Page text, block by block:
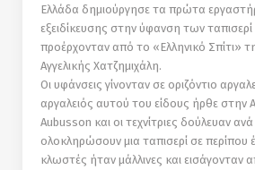
Ελλάδα δηµιούργησε τα πρώτα
εξειδίκευσης στην ύφανση των ταπισερί
προέρχονταν από το «Ελληνικό Σπίτι»
Αγγελικής Χατζηµιχάλη.
Οι υφάνσεις γίνονταν σε οριζόντιο
αργαλειός αυτού του είδους ήρθε στην
Aubusson και οι τεχνίτριες δούλευαν
ολοκληρώσουν µια ταπισερί σε περίπου
κλωστές ήταν µάλλινες και εισάγονταν